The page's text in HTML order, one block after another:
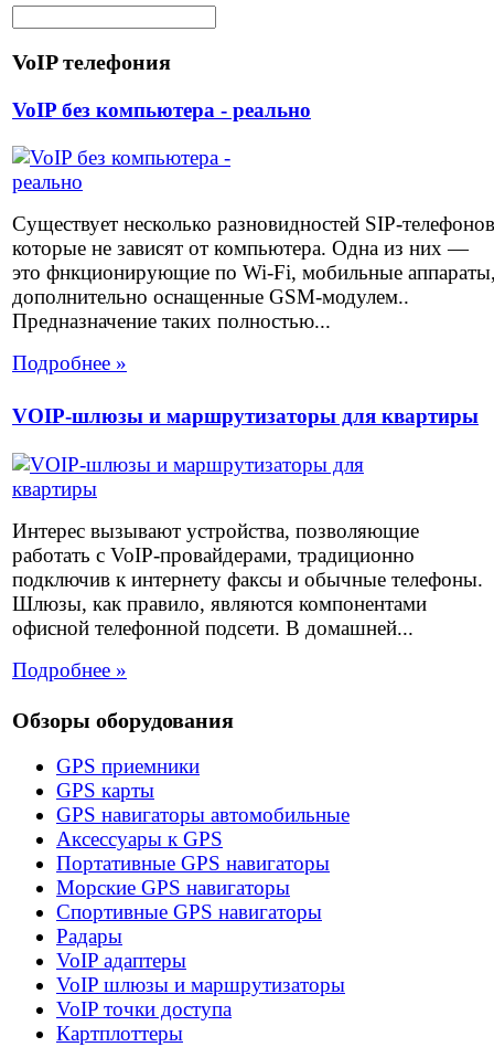
VoIP телефония
VoIP без компьютера - реально
Существует несколько разновидностей SIP-телефонов
которые не зависят от компьютера. Одна из них —
это фнкционирующие по Wi-Fi, мобильные
дополнительно оснащенные GSM-модулем..
Предназначение таких полностью...
Подробнее »
VOIP-шлюзы и маршрутизаторы для квартиры
Интерес вызывают устройства, позволяющие
работать с VoIP-провайдерами, традиционно
подключив к интернету факсы и обычные телефоны.
Шлюзы, как правило, являются компонентами
офисной телефонной подсети. В домашней...
Подробнее »
Обзоры оборудования
GPS приемники
GPS карты
GPS навигаторы автомобильные
Аксессуары к GPS
Портативные GPS навигаторы
Морские GPS навигаторы
Спортивные GPS навигаторы
Радары
VoIP адаптеры
VoIP шлюзы и маршрутизаторы
VoIP точки доступа
Картплоттеры